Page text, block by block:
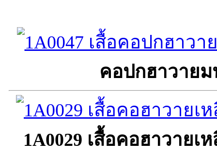
คอปกฮาวายม
1A0029 เสื้อคอฮาวาย